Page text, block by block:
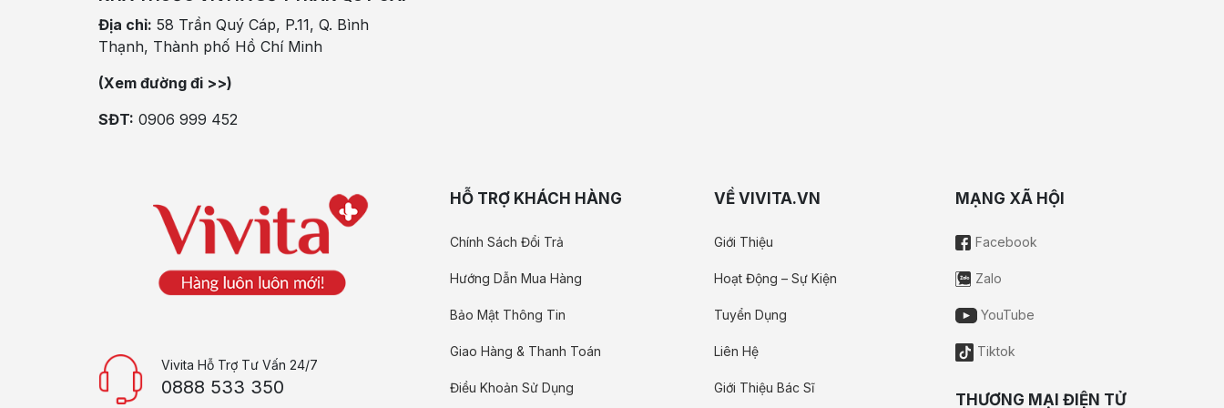
Địa chỉ: 58 Trần Quý Cáp, P.11, Q. Bình
Thạnh, Thành phố Hồ Chí Minh
(Xem đường đi >>)
SĐT: 0906 999 452
Vivita Hỗ Trợ Tư Vấn 24/7
0888 533 350
HỖ TRỢ KHÁCH HÀNG
Chính Sách Đổi Trả
Hướng Dẫn Mua Hàng
Bảo Mật Thông Tin
Giao Hàng & Thanh Toán
Điều Khoản Sử Dụng
VỀ VIVITA.VN
Giới Thiệu
Hoạt Động – Sự Kiện
Tuyển Dụng
Liên Hệ
Giới Thiệu Bác Sĩ
MẠNG XÃ HỘI
Facebook
Zalo
YouTube
Tiktok
THƯƠNG MẠI ĐIỆN TỬ